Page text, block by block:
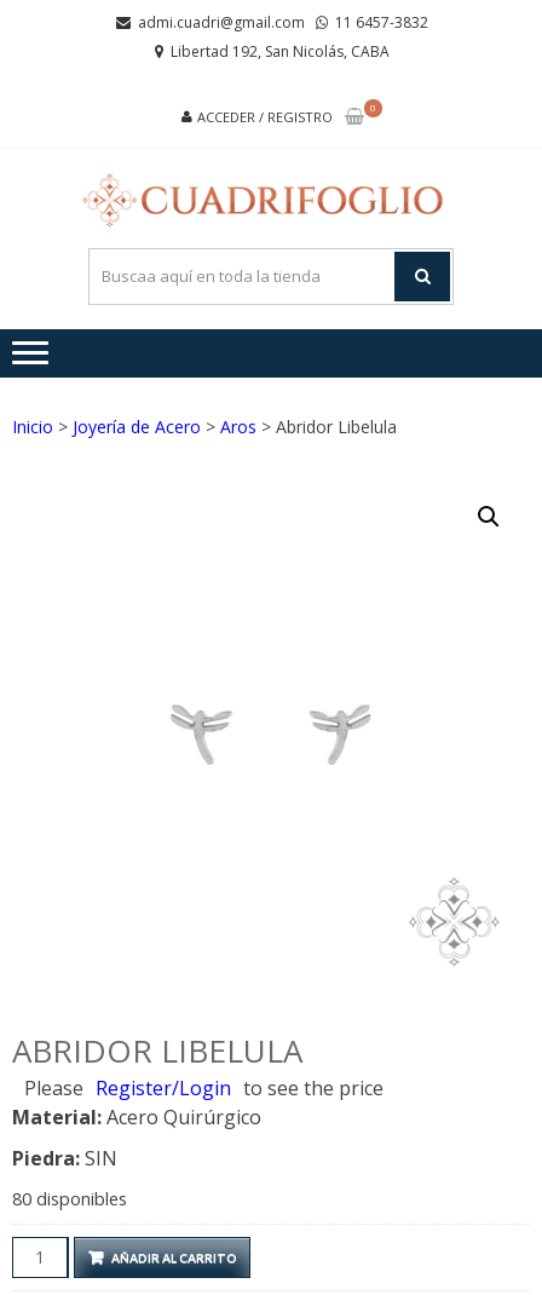
admi.cuadri@gmail.com
11 6457-3832
Libertad 192, San Nicolás, CABA
ACCEDER / REGISTRO
0
Inicio > Joyería de Acero > Aros > Abridor Libelula
ABRIDOR LIBELULA
Please Register/Login to see the price
Material:Acero Quirúrgico
Piedra:SIN
80 disponibles
Abridor
Libelula
AÑADIR AL CARRITO